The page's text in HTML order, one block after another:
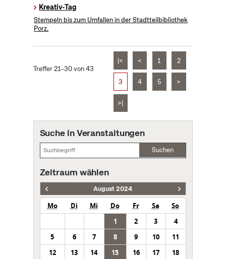
Kreativ-Tag
Stempeln bis zum Umfallen in der Stadtteilbibliothek
Porz.
Treffer 21–30 von 43
|< < 1 2
3 4 5 >
>|
Suche in Veranstaltungen
Suchen
Zeitraum wählen
August 2024
Mo Di Mi Do Fr Sa
So
1
2 3
4
5
6 7 8 9 10
11
12
13 14 15 16 17
18